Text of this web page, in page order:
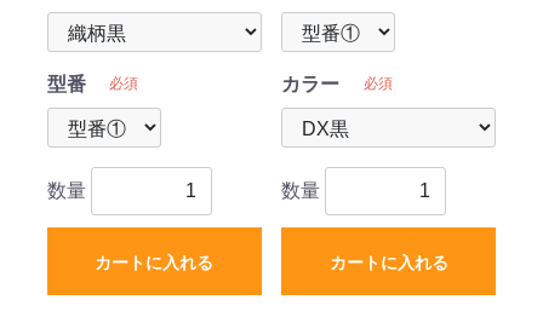
型番 必須
数量
カートに入れる
カラー 必須
数量
カートに入れる